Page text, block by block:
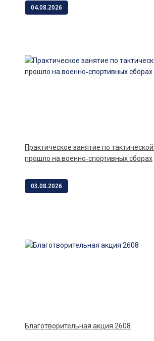
04.08.2026
Практическое занятие по тактической медицине
прошло на военно‑спортивных сборах
03.08.2026
Благотворительная акция 2608